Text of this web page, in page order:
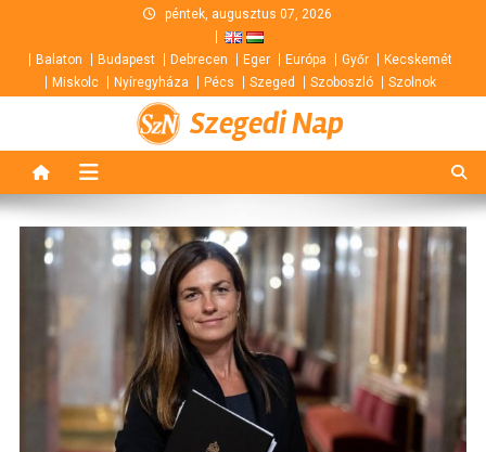
content
péntek, augusztus 07, 2026
Balaton Budapest Debrecen Eger Európa Győr
Kecskemét
Miskolc
Nyíregyháza Pécs Szeged Szoboszló Szolnok
Szegedi Nap